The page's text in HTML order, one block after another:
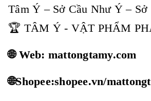
Tâm Ý – Sở Cầu Như Ý –
🏆 TÂM Ý - VẬT PHẨM
🌐 Web: mattongtamy.com
🌐Shopee:shopee.vn/